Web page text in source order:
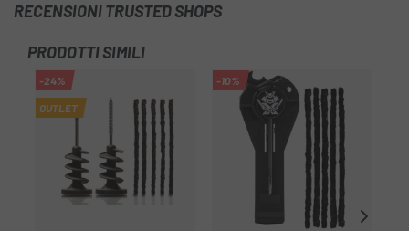
RECENSIONI TRUSTED SHOPS
PRODOTTI SIMILI
-24%
OUTLET
-10%